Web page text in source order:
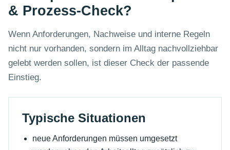
& Prozess-Check?
Wenn Anforderungen, Nachweise und interne Regeln
nicht nur vorhanden, sondern im Alltag nachvollziehbar
gelebt werden sollen, ist dieser Check der passende
Einstieg.
Typische Situationen
neue Anforderungen müssen umgesetzt